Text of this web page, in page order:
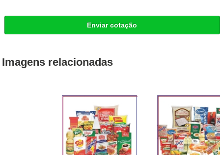
Enviar cotação
Imagens relacionadas